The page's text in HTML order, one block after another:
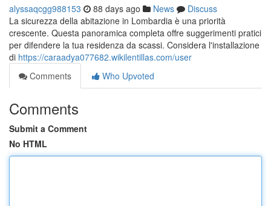
alyssaqcgg988153 88 days ago News
Discuss
La sicurezza della abitazione in Lombardia è una priorità
crescente. Questa panoramica completa offre suggerimenti pratici
per difendere la tua residenza da scassi. Considera l'installazione
di https://caraadya077682.wikilentillas.com/user
Comments
Who Upvoted
Comments
Submit a Comment
No HTML